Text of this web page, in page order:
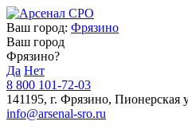
Ваш город: Фрязино
Ваш город
Фрязино?
Да Нет
8 800 101-72-03
141195, г. Фрязино, Пионерская
info@arsenal-sro.ru